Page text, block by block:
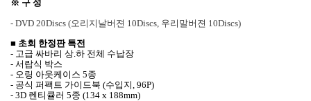
※ 구 성
- DVD 20Discs (오리지날버젼 10Discs, 우리말버젼 10Discs)
■ 초회 한정판 특전
- 고급 싸바리 상.하 전체 수납장
- 서랍식 박스
- 오링 아웃케이스 5종
- 공식 퍼팩트 가이드북 (수입지, 96P)
- 3D 렌티큘러 5종 (134 x 188mm)